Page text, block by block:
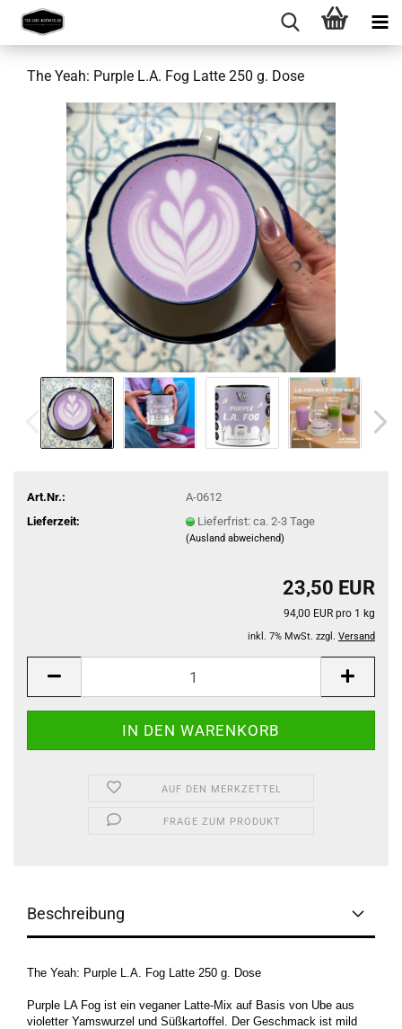
The Yeah: Purple L.A. Fog Latte 250 g. Dose
Art.Nr.:
A-0612
Lieferzeit:
Lieferfrist: ca. 2-3 Tage
(Ausland abweichend)
23,50 EUR
94,00 EUR pro 1 kg
inkl. 7% MwSt. zzgl. Versand
AUF DEN MERKZETTEL
FRAGE ZUM PRODUKT
Beschreibung
The Yeah: Purple L.A. Fog Latte 250 g. Dose
Purple LA Fog ist ein veganer Latte-Mix auf Basis von Ube aus
violetter Yamswurzel und Süßkartoffel. Der Geschmack ist mild